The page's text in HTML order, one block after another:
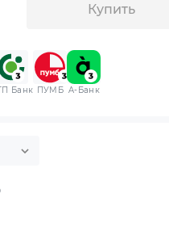
Купить
Банк ПУМБ A-Банк